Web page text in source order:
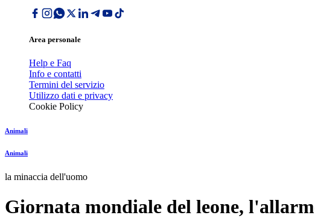
Area personale
Help e Faq
Info e contatti
Termini del servizio
Utilizzo dati e privacy
Cookie Policy
Animali
Animali
la minaccia dell'uomo
Giornata mondiale del leone,